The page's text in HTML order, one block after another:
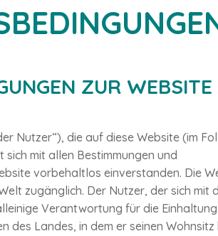
ZUR WEBSITE
Nutzer“), die auf diese Website (im
mit allen Bestimmungen und
vorbehaltlos einverstanden. Die
zugänglich. Der Nutzer, der sich mit
Verantwortung für die
des Landes, in dem er seinen